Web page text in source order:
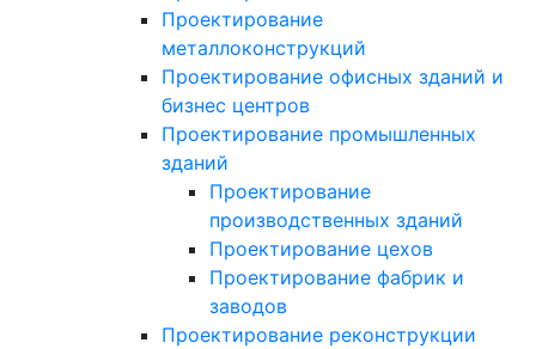
Проектирование
металлоконструкций
Проектирование офисных зданий и
бизнес центров
Проектирование промышленных
зданий
Проектирование
производственных зданий
Проектирование цехов
Проектирование фабрик и
заводов
Проектирование реконструкции